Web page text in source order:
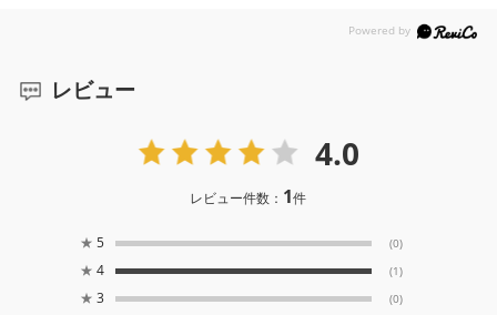
レビュー
4.0
レビュー件数： 1件
★ 5 (0)
★ 4 (1)
★ 3 (0)